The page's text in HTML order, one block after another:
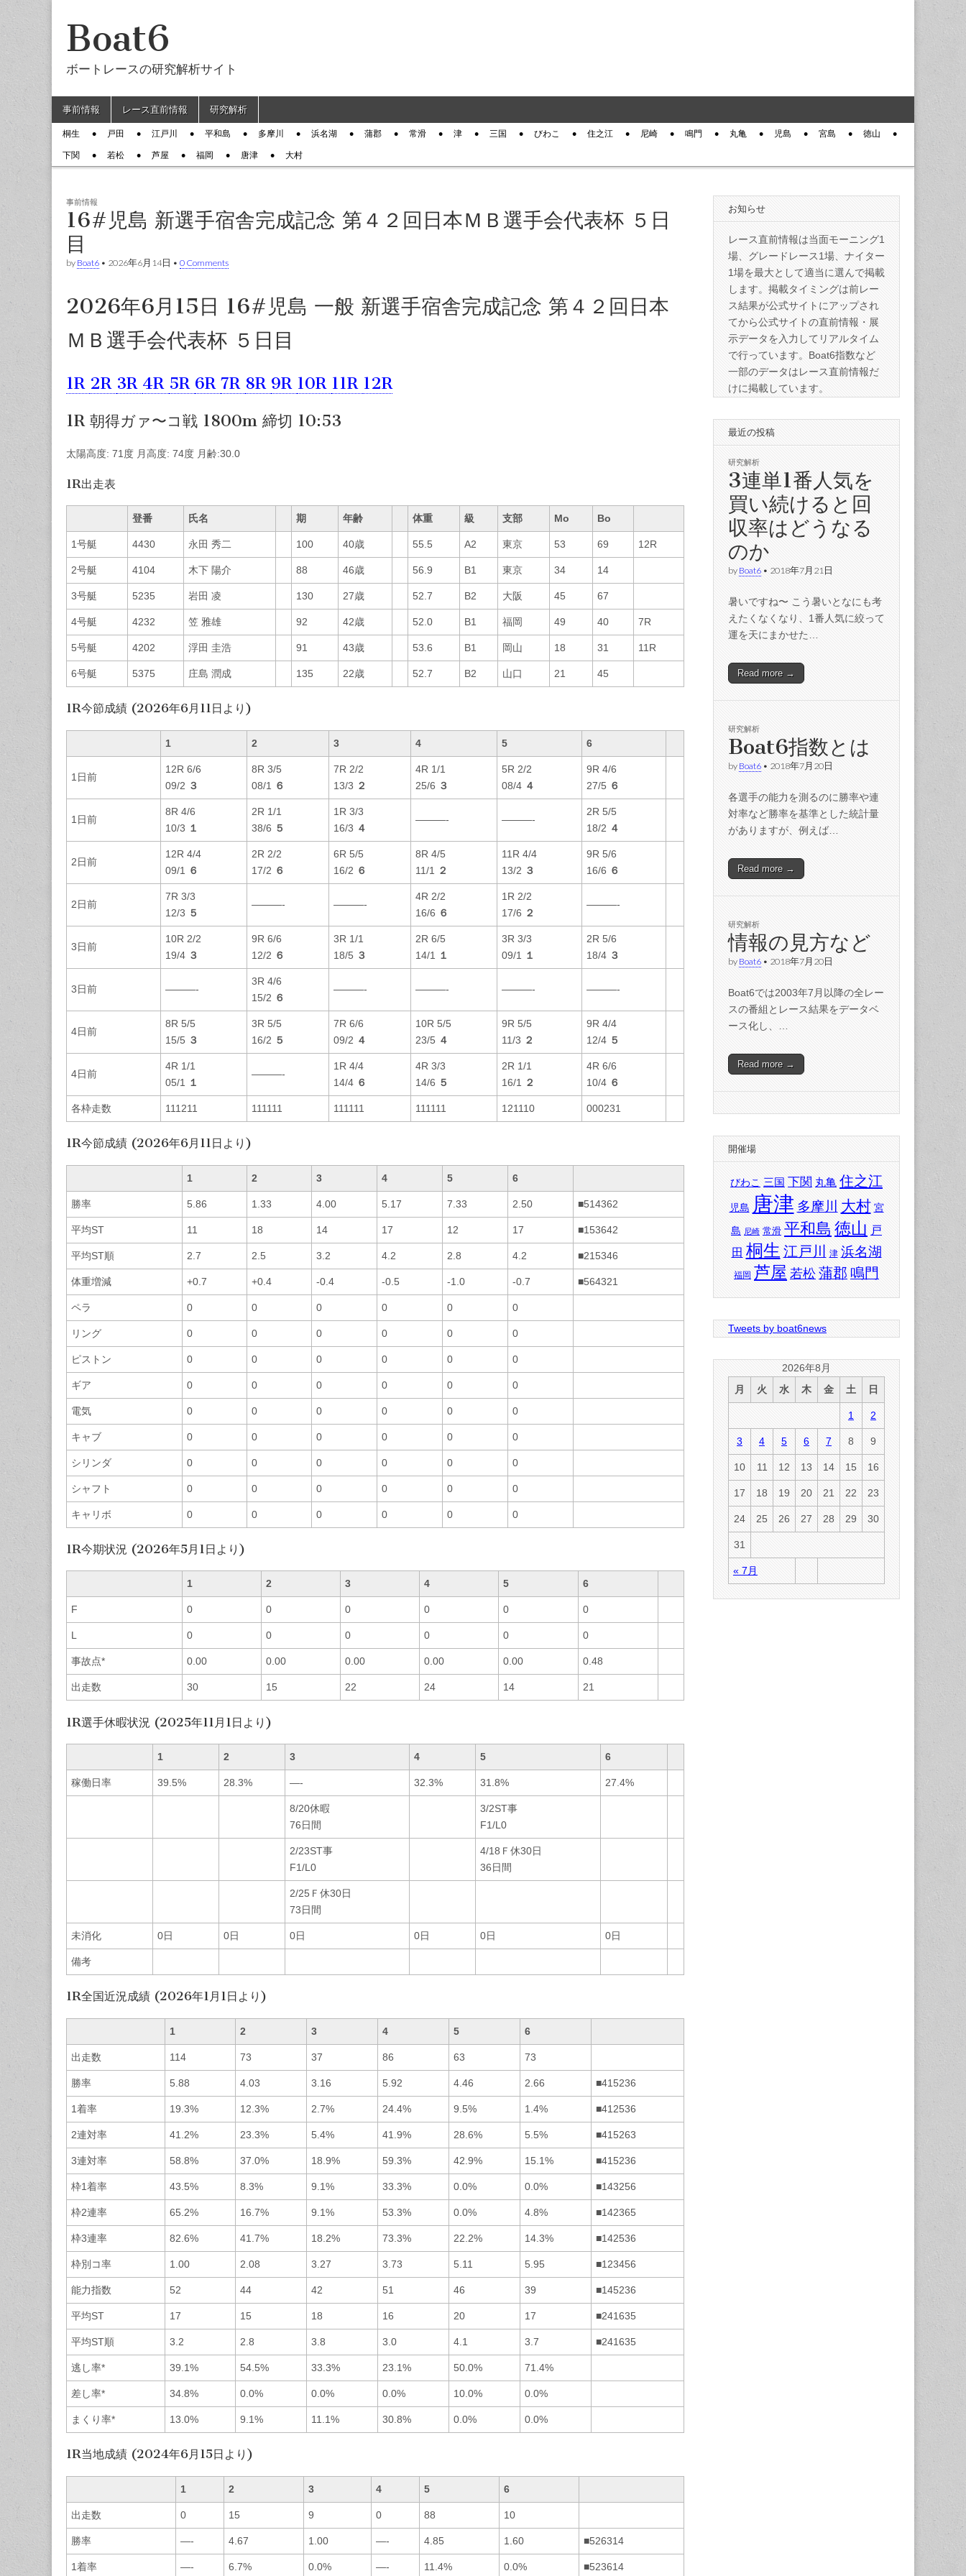
Boat6
ボートレースの研究解析サイト
Main menu
Skip to content
事前情報 レース直前情報 研究解析
Sub menu
桐生 戸田 江戸川 平和島 多摩川 浜名湖 蒲郡 常滑 津 三国 びわこ 住之江 尼崎 鳴門 丸亀 児島 宮島 徳山
下関 若松 芦屋 福岡 唐津 大村
事前情報
16#児島 新選手宿舎完成記念 第４２回日本ＭＢ選手会代表杯 ５日
目
by Boat6 • 2026年6月14日 • 0 Comments
2026年6月15日 16#児島 一般 新選手宿舎完成記念 第４２回日本
ＭＢ選手会代表杯 ５日目
1R 2R 3R 4R 5R 6R 7R 8R 9R 10R 11R 12R
1R 朝得ガァ〜コ戦 1800m 締切 10:53
太陽高度: 71度 月高度: 74度 月齢:30.0
1R出走表
登番 氏名 期 年齢 体重 級 支部 Mo Bo
1号艇 4430 永田 秀二 100 40歳 55.5 A2 東京 53 69 12R
2号艇 4104 木下 陽介 88 46歳 56.9 B1 東京 34 14
3号艇 5235 岩田 凌 130 27歳 52.7 B2 大阪 45 67
4号艇 4232 笠 雅雄 92 42歳 52.0 B1 福岡 49 40 7R
5号艇 4202 浮田 圭浩 91 43歳 53.6 B1 岡山 18 31 11R
6号艇 5375 庄島 潤成 135 22歳 52.7 B2 山口 21 45
1R今節成績 (2026年6月11日より)
1 2 3 4 5 6
1日前
12R 6/6
09/2 ３
8R 3/5
08/1
６
7R 2/2
13/3 ２
4R 1/1
25/6 ３
5R 2/2
08/4 ４
9R 4/6
27/5 ６
1日前
8R 4/6
10/3 １
2R 1/1
38/6 ５
1R 3/3
16/3 ４
———- ———-
2R 5/5
18/2 ４
2日前
12R 4/4
09/1
６
2R 2/2
17/2 ６
6R 5/5
16/2 ６
8R 4/5
11/1
２
11R 4/4
13/2 ３
9R 5/6
16/6 ６
2日前
7R 3/3
12/3 ５
———- ———-
4R 2/2
16/6 ６
1R 2/2
17/6 ２
———-
3日前
10R 2/2
19/4 ３
9R 6/6
12/2 ６
3R 1/1
18/5 ３
2R 6/5
14/1
１
3R 3/3
09/1
１
2R 5/6
18/4 ３
3日前 ———-
3R 4/6
15/2 ６
———- ———- ———- ———-
4日前
8R 5/5
15/5 ３
3R 5/5
16/2 ５
7R 6/6
09/2 ４
10R 5/5
23/5 ４
9R 5/5
11/3 ２
9R 4/4
12/4 ５
4日前
4R 1/1
05/1
１
———-
1R 4/4
14/4 ６
4R 3/3
14/6 ５
2R 1/1
16/1
２
4R 6/6
10/4 ６
各枠走数 111211 111111 111111 111111 121110 000231
1R今節成績 (2026年6月11日より)
1 2 3 4 5 6
勝率 5.86 1.33 4.00 5.17 7.33 2.50 ■514362
平均ST 11 18 14 17 12 17 ■153642
平均ST順 2.7 2.5 3.2 4.2 2.8 4.2 ■215346
体重増減 +0.7 +0.4 -0.4 -0.5 -1.0 -0.7 ■564321
ペラ 0 0 0 0 0 0
リング 0 0 0 0 0 0
ピストン 0 0 0 0 0 0
ギア 0 0 0 0 0 0
電気 0 0 0 0 0 0
キャブ 0 0 0 0 0 0
シリンダ 0 0 0 0 0 0
シャフト 0 0 0 0 0 0
キャリボ 0 0 0 0 0 0
1R今期状況 (2026年5月1日より)
1 2 3 4 5 6
F 0 0 0 0 0 0
L 0 0 0 0 0 0
事故点* 0.00 0.00 0.00 0.00 0.00 0.48
出走数 30 15 22 24 14 21
1R選手休暇状況 (2025年11月1日より)
1 2 3 4 5 6
稼働日率 39.5% 28.3% —- 32.3% 31.8% 27.4%
8/20休暇
76日間
3/2ST事
F1/L0
2/23ST事
F1/L0
4/18Ｆ休30日
36日間
2/25Ｆ休30日
73日間
未消化 0日 0日 0日 0日 0日 0日
備考
1R全国近況成績 (2026年1月1日より)
1 2 3 4 5 6
出走数 114 73 37 86 63 73
勝率 5.88 4.03 3.16 5.92 4.46 2.66 ■415236
1着率 19.3% 12.3% 2.7% 24.4% 9.5% 1.4% ■412536
2連対率 41.2% 23.3% 5.4% 41.9% 28.6% 5.5% ■415263
3連対率 58.8% 37.0% 18.9% 59.3% 42.9% 15.1% ■415236
枠1着率 43.5% 8.3% 9.1% 33.3% 0.0% 0.0% ■143256
枠2連率 65.2% 16.7% 9.1% 53.3% 0.0% 4.8% ■142365
枠3連率 82.6% 41.7% 18.2% 73.3% 22.2% 14.3% ■142536
枠別コ率 1.00 2.08 3.27 3.73 5.11 5.95 ■123456
能力指数 52 44 42 51 46 39 ■145236
平均ST 17 15 18 16 20 17 ■241635
平均ST順 3.2 2.8 3.8 3.0 4.1 3.7 ■241635
逃し率* 39.1% 54.5% 33.3% 23.1% 50.0% 71.4%
差し率* 34.8% 0.0% 0.0% 0.0% 10.0% 0.0%
まくり率* 13.0% 9.1% 11.1% 30.8% 0.0% 0.0%
1R当地成績 (2024年6月15日より)
1 2 3 4 5 6
出走数 0 15 9 0 88 10
勝率 —- 4.67 1.00 —- 4.85 1.60 ■526314
1着率 —- 6.7% 0.0% —- 11.4% 0.0% ■523614
お知らせ
レース直前情報は当面モーニング1
場、グレードレース1場、ナイター
1場を最大として適当に選んで掲載
します。掲載タイミングは前レー
ス結果が公式サイトにアップされ
てから公式サイトの直前情報・展
示データを入力してリアルタイム
で行っています。Boat6指数など
一部のデータはレース直前情報だ
けに掲載しています。
最近の投稿
研究解析
3連単1番人気を
買い続けると回
収率はどうなる
のか
by Boat6 • 2018年7月21日
暑いですね〜 こう暑いとなにも考
えたくなくなり、1番人気に絞って
運を天にまかせた…
Read more →
研究解析
Boat6指数とは
by Boat6 • 2018年7月20日
各選手の能力を測るのに勝率や連
対率など勝率を基準とした統計量
がありますが、例えば…
Read more →
研究解析
情報の見方など
by Boat6 • 2018年7月20日
Boat6では2003年7月以降の全レー
スの番組とレース結果をデータベ
ース化し、…
Read more →
開催場
びわこ 三国 下関 丸亀 住之江
児島 唐津 多摩川 大村 宮
島 尼崎 常滑 平和島 徳山 戸
田 桐生 江戸川 津 浜名湖
福岡 芦屋 若松 蒲郡 鳴門
Tweets by boat6news
2026年8月
月
火 水 木 金 土 日
« 7月
1 2
3 4 5 6 7 8 9
10 11 12 13 14 15 16
17 18 19 20 21 22 23
24 25 26 27 28 29 30
31